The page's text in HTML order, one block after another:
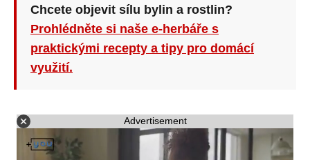
Chcete objevit sílu bylin a rostlin?
Prohlédněte si naše e-herbáře s
praktickými recepty a tipy pro domácí
využití.
Advertisement